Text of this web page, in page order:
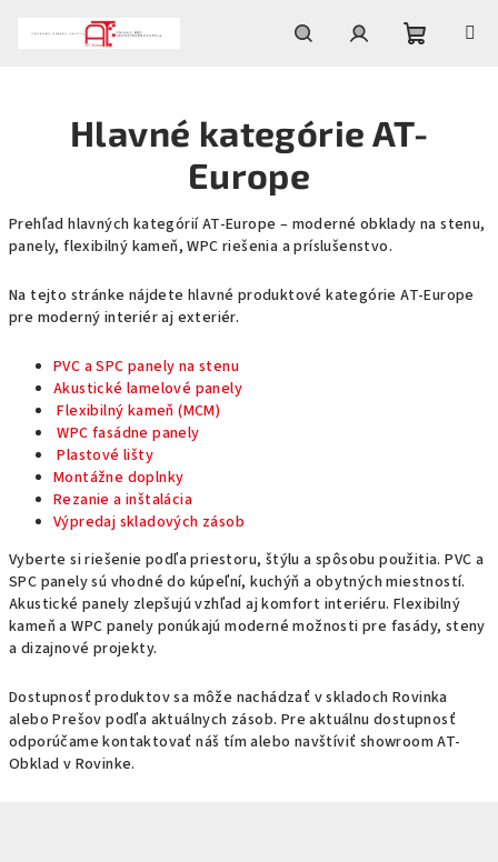
košík
Hlavné kategórie AT-
Europe
Prehľad hlavných kategórií AT-Europe – moderné obklady na stenu,
panely, flexibilný kameň, WPC riešenia a príslušenstvo.
Na tejto stránke nájdete hlavné produktové kategórie AT-Europe
pre moderný interiér aj exteriér.
PVC a SPC panely na stenu
Akustické lamelové panely
Flexibilný kameň (MCM)
WPC fasádne panely
Plastové lišty
Montážne doplnky
Rezanie a inštalácia
Výpredaj skladových zásob
Vyberte si riešenie podľa priestoru, štýlu a spôsobu použitia. PVC a
SPC panely sú vhodné do kúpeľní, kuchýň a obytných miestností.
Akustické panely zlepšujú vzhľad aj komfort interiéru. Flexibilný
kameň a WPC panely ponúkajú moderné možnosti pre fasády, steny
a dizajnové projekty.
Dostupnosť produktov sa môže nachádzať v skladoch Rovinka
alebo Prešov podľa aktuálnych zásob. Pre aktuálnu dostupnosť
odporúčame kontaktovať náš tím alebo navštíviť showroom AT-
Obklad v Rovinke.